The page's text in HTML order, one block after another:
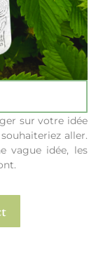
sur votre idée
aller.
vague idée, les